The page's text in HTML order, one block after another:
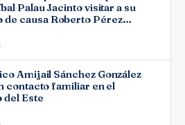
Palau Jacinto visitar a su
de causa Roberto Pérez
Amijail Sánchez González
contacto familiar en el
del Este